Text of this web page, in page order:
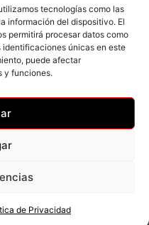
tecnologías como las
información del dispositivo. El
permitirá procesar datos como
únicas en este
puede afectar
y funciones.
de Privacidad
Programa Kit Digital
Generation (EU) del
–Cookies